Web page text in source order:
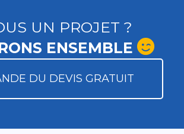
UN PROJET ?
ENSEMBLE
DU DEVIS GRATUIT